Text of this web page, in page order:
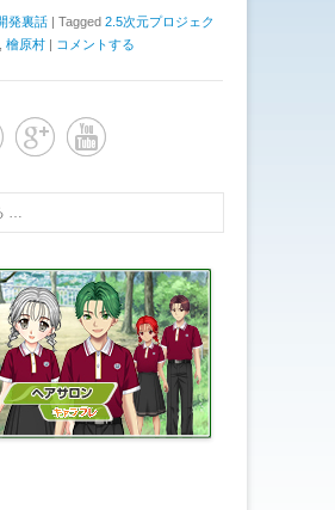
発裏話 | Tagged 2.5次元プロジェク
檜原村 | コメントする